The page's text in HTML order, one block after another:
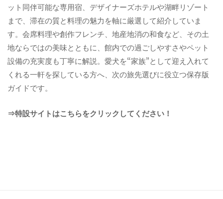
ット同伴可能な専用宿、デザイナーズホテルや湖畔リゾート
まで、滞在の質と料理の魅力を軸に厳選して紹介していま
す。会席料理や創作フレンチ、地産地消の和食など、その土
地ならではの美味とともに、館内での過ごしやすさやペット
設備の充実度も丁寧に解説。愛犬を“家族”として迎え入れて
くれる一軒を探している方へ、次の旅先選びに役立つ保存版
ガイドです。
⇒特設サイトはこちらをクリックしてください！